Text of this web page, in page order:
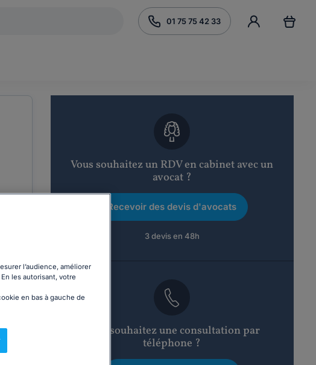
01 75 75 42 33
Vous souhaitez un RDV en cabinet avec un
avocat ?
Recevoir des devis d'avocats
3 devis en 48h
Vous souhaitez une consultation par
téléphone ?
l’audience, améliorer
les autorisant, votre
en bas à gauche de